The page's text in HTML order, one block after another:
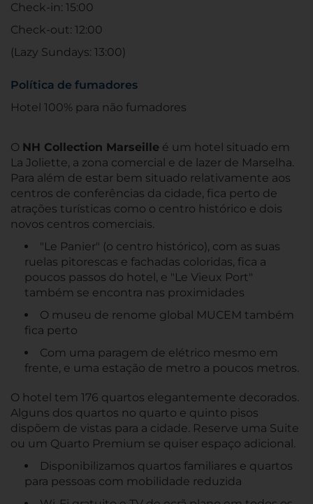
Check-in: 15:00
Check-out: 12:00
(Lazy Sundays: 13:00)
Política de fumadores
Hotel 100% para não fumadores
O NH Collection Marseille é um hotel situado em
La Joliette, a zona comercial e de lazer de Marselha.
Para além de estar bem situado relativamente aos
centros de conferências da cidade, fica perto de
atrações turísticas como o centro histórico e dois
novos centros comerciais.
"Le Panier" (o centro histórico), com as suas
ruelas pitorescas e fachadas coloridas, fica a
poucos passos do hotel, e "Le Vieux Port"
também se encontra nas proximidades
O museu de renome global MUCEM também
fica perto
Com uma paragem de elétrico mesmo em
frente, e uma estação de metro a poucos metros.
O hotel tem 176 quartos elegantemente decorados.
Alguns dos quartos no quarto e quinto pisos
dispõem de vistas para a cidade. Reserve uma Suite
ou um Quarto Premium se quiser espaço adicional.
Disponibilizamos quartos familiares e quartos
para pessoas com mobilidade reduzida